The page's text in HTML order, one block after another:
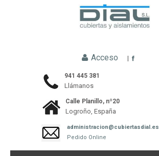
Acceso |
941 445 381
Llámanos
Calle Planillo, nº20
Logroño, España
administracion@cubiertasdial.es
Pedido Online